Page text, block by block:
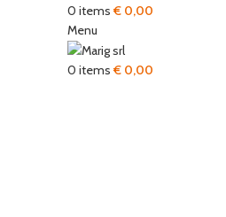
0 items € 0,00
Menu
0 items € 0,00